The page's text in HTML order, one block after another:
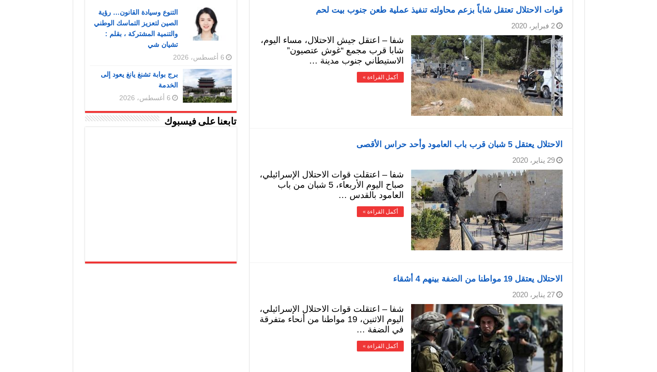
قوات الاحتلال تعتقل شاباً بزعم محاولته تنفيذ عملية طعن جنوب بيت لحم
2 فبراير، 2020
شفا – اعتقل جيش الاحتلال، مساء اليوم،
شابا قرب مجمع “غوش عتصيون”
الاستيطاني جنوب مدينة …
أكمل القراءة »
الاحتلال يعتقل 5 شبان قرب باب العامود وأحد حراس الأقصى
29 يناير، 2020
شفا – اعتقلت قوات الاحتلال الإسرائيلي،
صباح اليوم الأربعاء، 5 شبان من باب
العامود بالقدس …
أكمل القراءة »
الاحتلال يعتقل 19 مواطنا من الضفة بينهم 4 أشقاء
27 يناير، 2020
شفا – اعتقلت قوات الاحتلال الإسرائيلي،
اليوم الاثنين، 19 مواطنا من أنحاء متفرقة
في الضفة …
أكمل القراءة »
التنوع وسيادة القانون… رؤية
الصين لتعزيز التماسك الوطني
والتنمية المشتركة ، بقلم :
تشيان شي
6 أغسطس، 2026
برج بوابة تشنغ يانغ يعود إلى
الخدمة
6 أغسطس، 2026
تابعنا على فيسبوك